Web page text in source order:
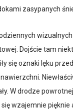
zasypanych
Dojście tam
się oznaki lęku
W drodze
się wzajemnie pięknie